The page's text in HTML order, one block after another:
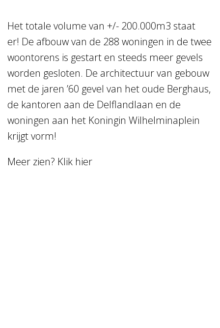
Contact
Home
Vacatures
NL EN
Het totale volume van +/- 200.000m3 staat
er! De afbouw van de 288 woningen in de twee
woontorens is gestart en steeds meer gevels
worden gesloten. De architectuur van gebouw
met de jaren ’60 gevel van het oude Berghaus,
de kantoren aan de Delflandlaan en de
woningen aan het Koningin Wilhelminaplein
krijgt vorm!
Meer zien? Klik hier